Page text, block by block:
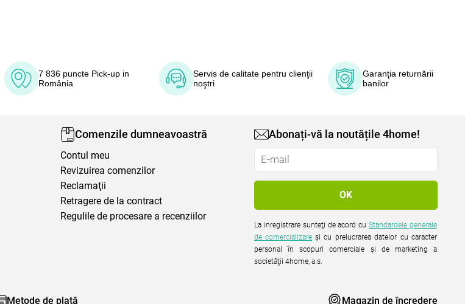
7 836 puncte Pick-up in
România
Servis de calitate pentru clienţii
noştri
Garanţia returnării
banilor
Comenzile dumneavoastră
Contul meu
Revizuirea comenzilor
Reclamaţii
Retragere de la contract
Regulile de procesare a recenziilor
Abonați-vă la noutățile 4home!
La inregistrare sunteţi de acord cuStandardele generale
de comercializare şi cu prelucrarea datelor cu caracter
personal în scopuri comerciale şi de marketing a
societăţii 4home, a.s.
Metode de plată Magazin de încredere